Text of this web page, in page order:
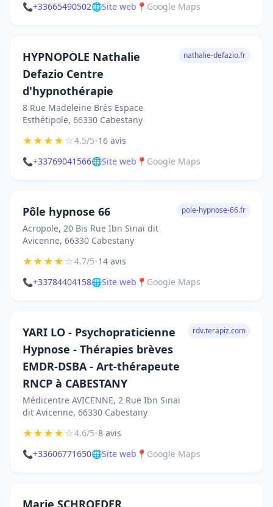
📞+33665490502🌐Site web 📍 Google Maps
HYPNOPOLE Nathalie
Defazio Centre
d'hypnothérapie
8 Rue Madeleine Brès Espace
Esthétipole, 66330 Cabestany
nathalie-defazio.fr
★★★★☆4.5/5•16 avis
📞+33769041566🌐Site web 📍 Google Maps
Pôle hypnose 66
Acropole, 20 Bis Rue Ibn Sinaï dit
Avicenne, 66330 Cabestany
pole-hypnose-66.fr
★★★★☆4.7/5•14 avis
📞+33784404158🌐Site web 📍 Google Maps
YARI LO - Psychopraticienne
Hypnose - Thérapies brèves
EMDR-DSBA - Art-thérapeute
RNCP à CABESTANY
Médicentre AVICENNE, 2 Rue Ibn Sinaï
dit Avicenne, 66330 Cabestany
rdv.terapiz.com
★★★★☆4.6/5•8 avis
📞+33606771650🌐Site web 📍 Google Maps
Marie SCHROEDER